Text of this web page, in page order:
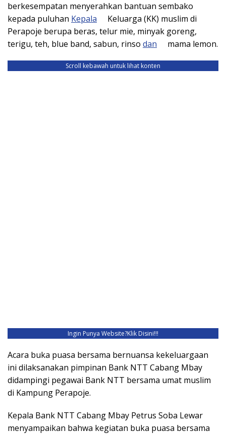
berkesempatan menyerahkan bantuan sembako
kepada puluhan Kepala
Keluarga (KK) muslim di
Perapoje berupa beras, telur mie, minyak goreng,
terigu, teh, blue band, sabun, rinso dan mama lemon.
Scroll kebawah untuk lihat konten
Ingin Punya Website?Klik Disini!!!
Acara buka puasa bersama bernuansa kekeluargaan
ini dilaksanakan pimpinan Bank NTT Cabang Mbay
didampingi pegawai Bank NTT bersama umat muslim
di Kampung Perapoje.
Kepala Bank NTT Cabang Mbay Petrus Soba Lewar
menyampaikan bahwa kegiatan buka puasa bersama